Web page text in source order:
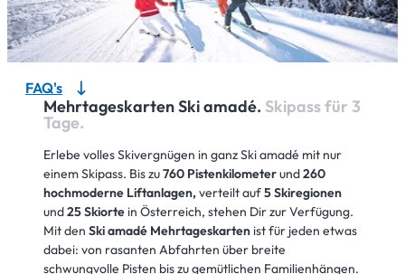
FAQ's
Mehrtageskarten Ski amadé. Skipass für 3
Tage.
Erlebe volles Skivergnügen in ganz Ski amadé mit nur
einem Skipass. Bis zu760 Pistenkilometerund260
hochmoderne Liftanlagen, verteilt auf5 Skiregionen
und25 Skiortein Österreich, stehen Dir zur Verfügung.
Mit den Ski amadé Mehrtageskartenist für jeden etwas
dabei: von rasanten Abfahrten über breite
schwungvolle Pisten bis zu gemütlichen Familienhängen.